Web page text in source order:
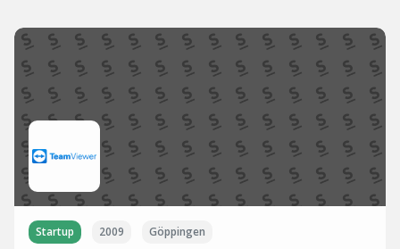
Startup 2009 Göppingen